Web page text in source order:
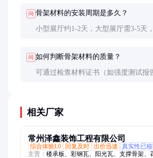
问 骨架材料的安装周期是多久？
小型展厅约1-2天，大型展厅需3-5天
问 如何判断骨架材料的质量？
可通过检查材料证书（如强度测试报
相关厂家
常州泽鑫装饰工程有限公司
综合体验L0
回复及时 出价迅速 真实性已
主营： 楼承板、彩钢瓦、阳光瓦、支撑骨架、